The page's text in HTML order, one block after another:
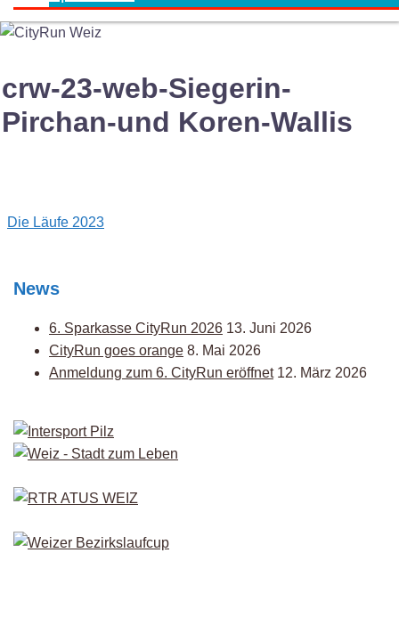
crw-23-web-Siegerin-
Pirchan-und Koren-Wallis
Post
Die Läufe 2023
News
6. Sparkasse CityRun 2026 13. Juni 2026
CityRun goes orange 8. Mai 2026
Anmeldung zum 6. CityRun eröffnet 12. März 2026